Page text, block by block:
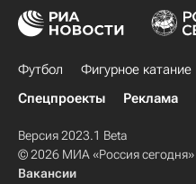
Футбол Фигурное катание
Спецпроекты
Реклама
Версия 2023.1 Beta
© 2026 МИА «Россия сегодня»
Вакансии